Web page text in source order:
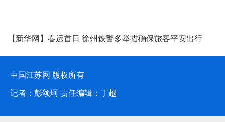
【新华网】春运首日 徐州铁警多举措确保旅客平安出行
中国江苏网 版权所有
记者：彭颂珂 责任编辑：丁越